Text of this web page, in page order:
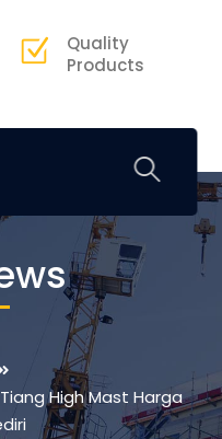
Quality
Products
High Mast Harga